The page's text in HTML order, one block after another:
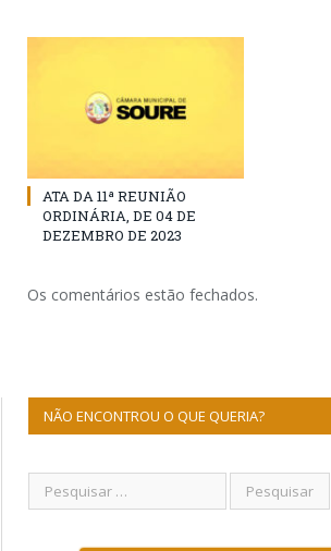
ATA DA 11ª REUNIÃO
ORDINÁRIA, DE 04 DE
DEZEMBRO DE 2023
Os comentários estão fechados.
NÃO ENCONTROU O QUE QUERIA?